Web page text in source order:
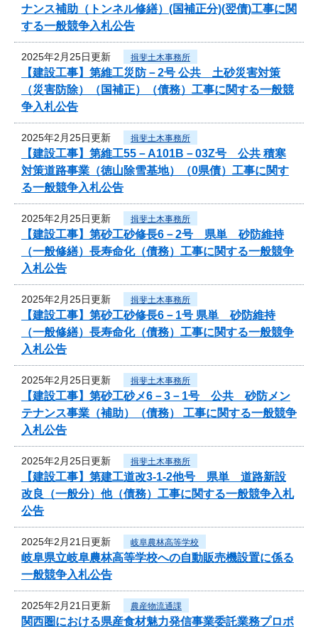
ナンス補助（トンネル修繕）(国補正分)(翌債)工事に関
する一般競争入札公告
2025年2月25日更新 揖斐土木事務所
【建設工事】第維工災防－2号 公共 土砂災害対策
（災害防除）（国補正）（債務）工事に関する一般競
争入札公告
2025年2月25日更新 揖斐土木事務所
【建設工事】第維工55－A101B－03Z号 公共 積寒
対策道路事業（徳山除雪基地）（0県債）工事に関す
る一般競争入札公告
2025年2月25日更新 揖斐土木事務所
【建設工事】第砂工砂修長6－2号 県単 砂防維持
（一般修繕）長寿命化（債務）工事に関する一般競争
入札公告
2025年2月25日更新 揖斐土木事務所
【建設工事】第砂工砂修長6－1号 県単 砂防維持
（一般修繕）長寿命化（債務）工事に関する一般競争
入札公告
2025年2月25日更新 揖斐土木事務所
【建設工事】第砂工砂メ6－3－1号 公共 砂防メン
テナンス事業（補助）（債務） 工事に関する一般競争
入札公告
2025年2月25日更新 揖斐土木事務所
【建設工事】第建工道改3-1-2他号 県単 道路新設
改良（一般分）他（債務）工事に関する一般競争入札
公告
2025年2月21日更新 岐阜農林高等学校
岐阜県立岐阜農林高等学校への自動販売機設置に係る
一般競争入札公告
2025年2月21日更新 農産物流通課
関西圏における県産食材魅力発信事業委託業務プロポ